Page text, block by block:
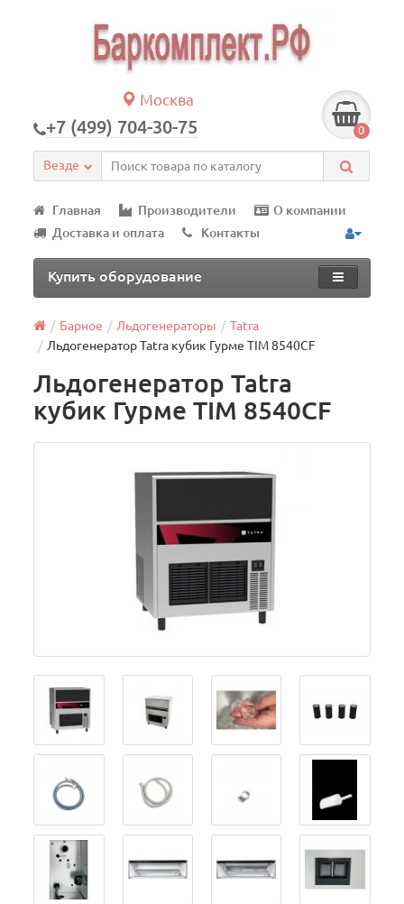
Москва
+7 (499) 704-30-75 0
Везде
Главная Производители
О компании
Доставка и оплата
Контакты
Купить оборудование
Барное Льдогенераторы
Tatra
Льдогенератор Tatra кубик Гурме TIM 8540CF
Льдогенератор Tatra
кубик Гурме TIM 8540CF